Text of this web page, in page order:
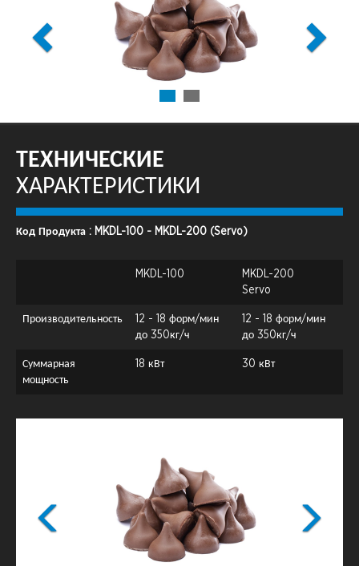
ТЕХНИЧЕСКИЕ
ХАРАКТЕРИСТИКИ
Код Продукта : MKDL-100 - MKDL-200 (Servo)
MKDL-100
MKDL-200
Servo
Производительность
12 - 18 форм/мин
до 350кг/ч
12 - 18 форм/мин
до 350кг/ч
Суммарная
мощность
18 кВт 30 кВт